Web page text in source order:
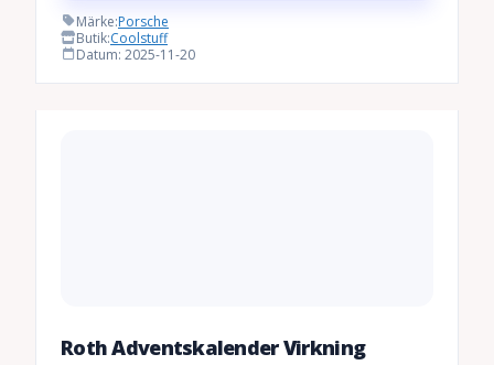
Märke:Porsche
Butik:Coolstuff
Datum: 2025-11-20
Roth Adventskalender Virkning